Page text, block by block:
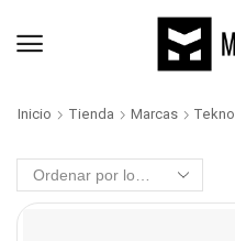
Inicio Tienda Marcas Tekno